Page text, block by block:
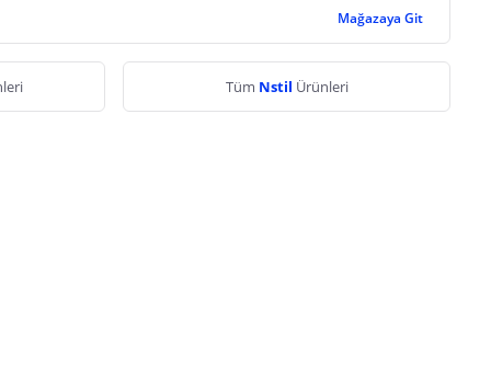
Mağazaya Git
Tüm Nstil Ürünleri